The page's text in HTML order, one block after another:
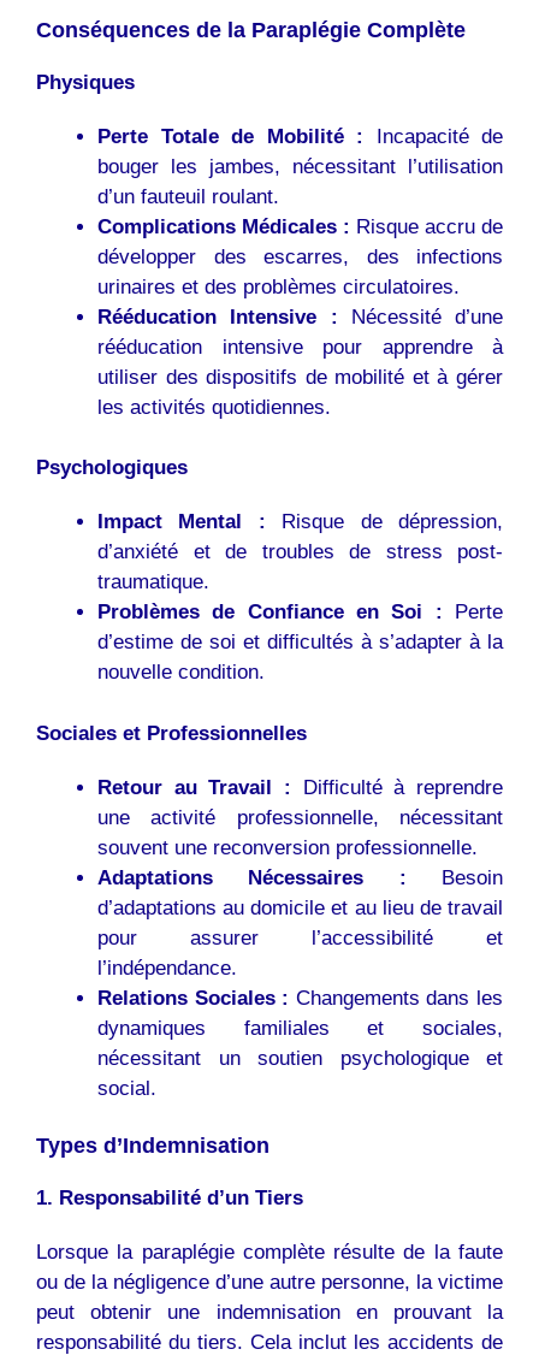
Conséquences de la Paraplégie Complète
Physiques
Perte Totale de Mobilité :
Incapacité de
bouger les jambes, nécessitant l’utilisation
d’un fauteuil roulant.
Complications Médicales : Risque accru de
développer des escarres, des infections
urinaires et des problèmes circulatoires.
Rééducation Intensive : Nécessité d’une
rééducation intensive pour apprendre à
utiliser des dispositifs de mobilité et à gérer
les activités quotidiennes.
Psychologiques
Impact Mental : Risque de dépression,
d’anxiété et de troubles de stress post-
traumatique.
Problèmes de Confiance en Soi : Perte
d’estime de soi et difficultés à s’adapter à la
nouvelle condition.
Sociales et Professionnelles
Retour au Travail :
Difficulté à reprendre
une activité professionnelle, nécessitant
souvent une reconversion professionnelle.
Adaptations Nécessaires : Besoin
d’adaptations au domicile et au lieu de travail
pour assurer l’accessibilité et
l’indépendance.
Relations Sociales : Changements dans les
dynamiques familiales et sociales,
nécessitant un soutien psychologique et
social.
Types d’Indemnisation
1. Responsabilité d’un Tiers
Lorsque la paraplégie complète résulte de la faute
ou de la négligence d’une autre personne, la victime
peut obtenir une indemnisation en prouvant la
responsabilité du tiers. Cela inclut les accidents de